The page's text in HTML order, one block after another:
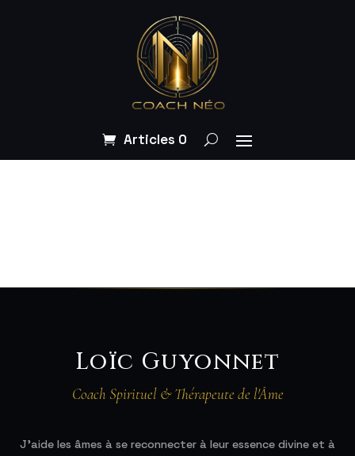
Articles 0
Loïc Guyonnet
Coach Spirituel & Thérapeute de l'Âme
J'aide les âmes à se reconnecter à leur essence divine et à